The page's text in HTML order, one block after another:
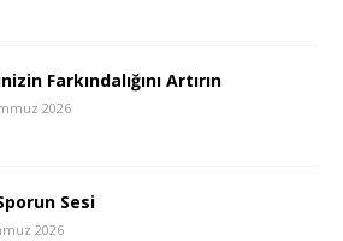
Farkındalığını Artırın
2026
Sesi
2026